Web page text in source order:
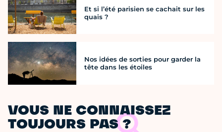
Et si l’été parisien se cachait sur les
quais ?
Nos idées de sorties pour garder la
tête dans les étoiles
VOUS NE CONNAISSEZ
TOUJOURS PAS ?